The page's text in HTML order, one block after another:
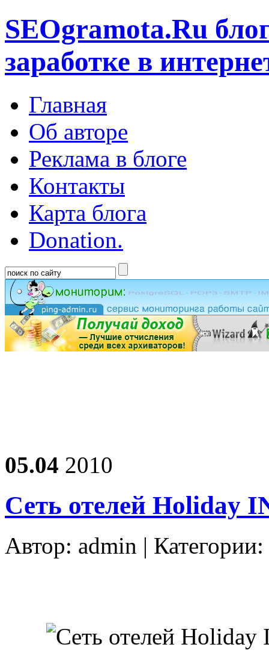
SEOgramota.Ru
заработке в
Главная
Об авторе
Реклама в блоге
Контакты
Карта блога
Donation.
05.04 2010
Сеть отелей Holiday
Автор: admin | Категории: